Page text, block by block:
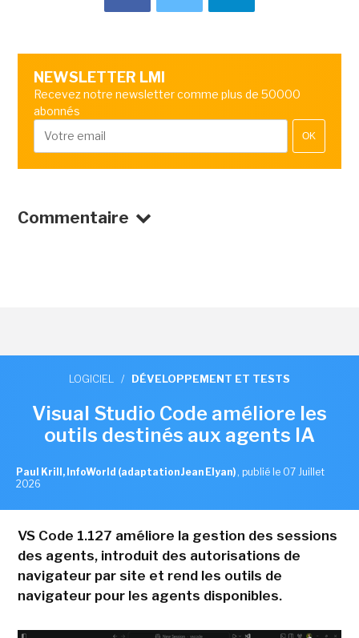
NEWSLETTER LMI
Recevez notre newsletter comme plus de 50000
abonnés
OK
Commentaire
LOGICIEL / DÉVELOPPEMENT ET TESTS
Visual Studio Code améliore les
outils destinés aux agents IA
Paul Krill, InfoWorld (adaptation Jean Elyan) , publié le 07 Juillet
2026
VS Code 1.127 améliore la gestion des sessions
des agents, introduit des autorisations de
navigateur par site et rend les outils de
navigateur pour les agents disponibles.